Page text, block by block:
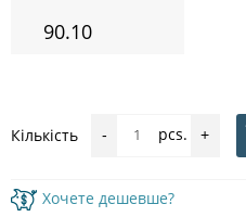
90.10
Кількість - pcs. +
Хочете дешевше?